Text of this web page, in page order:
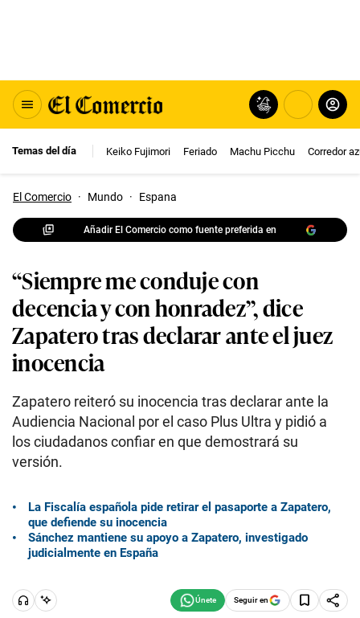
Temas del día Keiko Fujimori Feriado Machu Picchu Corredor
El Comercio · Mundo · Espana
Añadir El Comercio como fuente preferida en
“Siempre me conduje con
decencia y con honradez”, dice
Zapatero tras declarar ante el juez
inocencia
Zapatero reiteró su inocencia tras declarar ante la
Audiencia Nacional por el caso Plus Ultra y pidió a
los ciudadanos confiar en que demostrará su
versión.
La Fiscalía española pide retirar el pasaporte a Zapatero,
que defiende su inocencia
Sánchez mantiene su apoyo a Zapatero, investigado
judicialmente en España
Seguir en